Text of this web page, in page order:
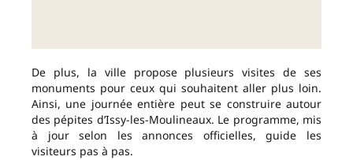
De plus, la ville propose plusieurs visites de ses
monuments pour ceux qui souhaitent aller plus loin.
Ainsi, une journée entière peut se construire autour
des pépites d’Issy-les-Moulineaux. Le programme, mis
à jour selon les annonces officielles, guide les
visiteurs pas à pas.